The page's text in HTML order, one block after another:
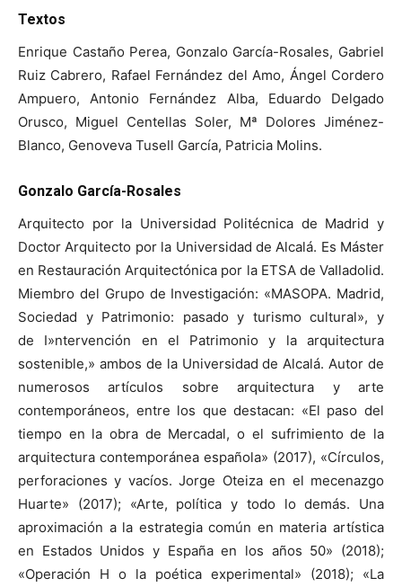
Textos
Enrique Castaño Perea, Gonzalo García-Rosales, Gabriel
Ruiz Cabrero, Rafael Fernández del Amo, Ángel Cordero
Ampuero, Antonio Fernández Alba, Eduardo Delgado
Orusco, Miguel Centellas Soler, Mª Dolores Jiménez-
Blanco, Genoveva Tusell García, Patricia Molins.
Gonzalo García-Rosales
Arquitecto por la Universidad Politécnica de Madrid y
Doctor Arquitecto por la Universidad de Alcalá. Es Máster
en Restauración Arquitectónica por la ETSA de Valladolid.
Miembro del Grupo de Investigación: «MASOPA. Madrid,
Sociedad y Patrimonio: pasado y turismo cultural», y
de I»ntervención en el Patrimonio y la arquitectura
sostenible,» ambos de la Universidad de Alcalá. Autor de
numerosos artículos sobre arquitectura y arte
contemporáneos, entre los que destacan: «El paso del
tiempo en la obra de Mercadal, o el sufrimiento de la
arquitectura contemporánea española» (2017), «Círculos,
perforaciones y vacíos. Jorge Oteiza en el mecenazgo
Huarte» (2017); «Arte, política y todo lo demás. Una
aproximación a la estrategia común en materia artística
en Estados Unidos y España en los años 50» (2018);
«Operación H o la poética experimental» (2018); «La